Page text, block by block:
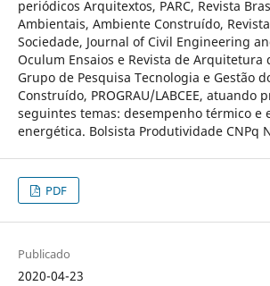
periódicos Arquitextos, PARC, Revista
Ambientais, Ambiente Construído,
Sociedade, Journal of Civil Engineering
Oculum Ensaios e Revista de Arquitetura
Grupo de Pesquisa Tecnologia e Gestão
Construído, PROGRAU/LABCEE, atuando
seguintes temas: desempenho térmico e
energética. Bolsista Produtividade CNPq
PDF
Publicado
2020-04-23